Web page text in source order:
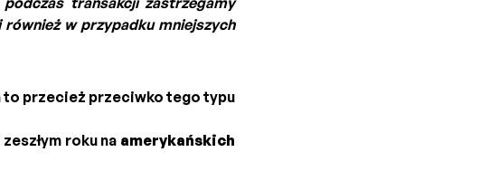
w przypadku mniejszych
to przecież przeciwko tego typu
roku na amerykańskich